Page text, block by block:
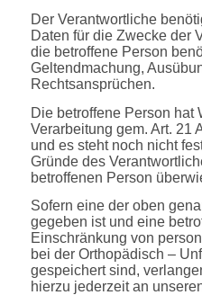
Der Verantwortliche
Daten für die Zwecke der
die betroffene Person
Geltendmachung,
Rechtsansprüchen.
Die betroffene Person hat
Verarbeitung gem. Art. 21
und es steht noch nicht
Gründe des
betroffenen Person
Sofern eine der oben
gegeben ist und eine
Einschränkung von
bei der Orthopädisch –
gespeichert sind,
hierzu jederzeit an